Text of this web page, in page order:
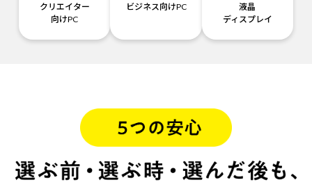
クリエイター
向けPC
ビジネス向けPC
液晶
ディスプレイ